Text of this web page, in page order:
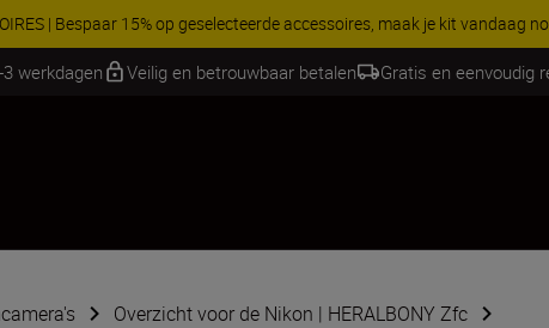
| Bespaar 15% op geselecteerde accessoires, maak je kit vandaag
werkdagen Veilig en betrouwbaar betalen Gratis en eenvoudig
Overzicht voor de Nikon | HERALBONY Zfc